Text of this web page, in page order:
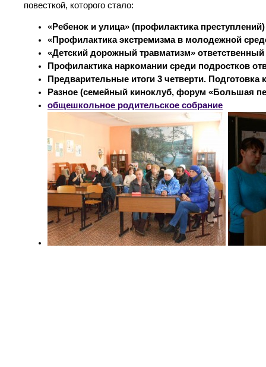
повесткой, которого стало:
«Ребенок и улица» (профилактика
«Профилактика экстремизма в молодежной
«Детский дорожный травматизм»
Профилактика наркомании среди подростков
Предварительные итоги 3 четверти.
Разное (семейный киноклуб, форум «Большая
общешкольное родительское собрание